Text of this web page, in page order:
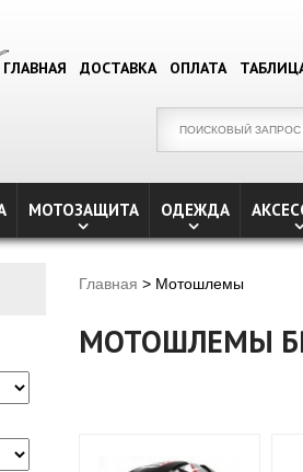
ГЛАВНАЯ ДОСТАВКА ОПЛАТА
МОТОЗАЩИТА ОДЕЖДА
Главная > Мотошлемы
МОТОШЛЕМЫ